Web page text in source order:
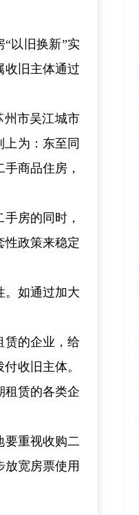
以旧换新”实
收旧主体通过
州市吴江城市
为：东至同
商品住房，
房的同时，
性政策来稳定
。如通过加大
赁的企业，给
收旧主体。
租赁的各类企
要重视收购二
宽房票使用